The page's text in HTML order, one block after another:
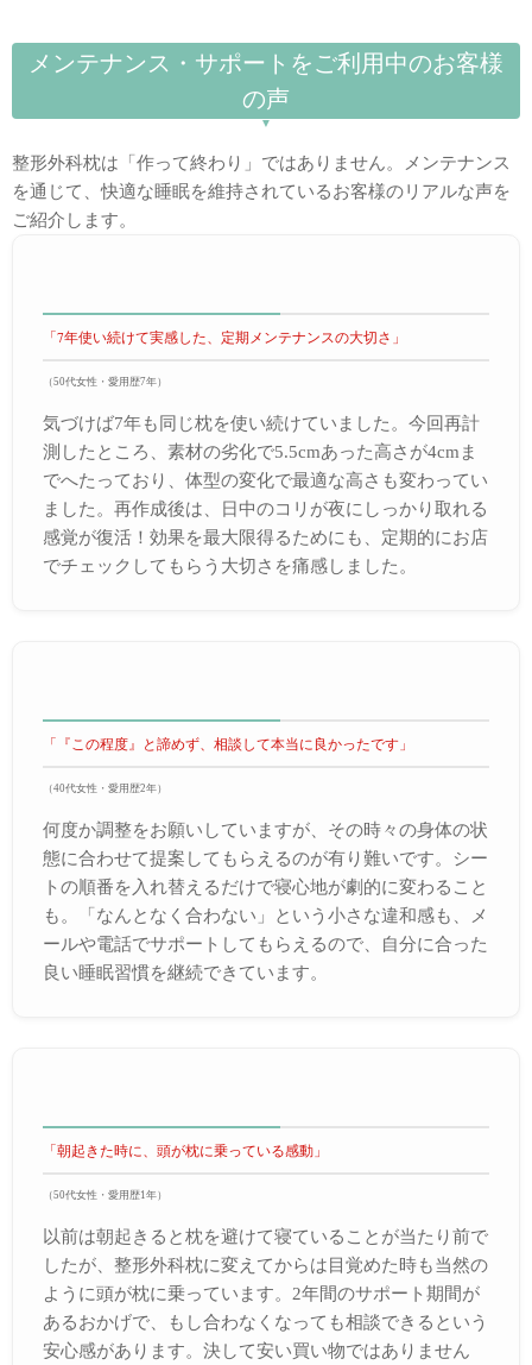
メンテナンス・サポートをご利用中のお客様
の声
整形外科枕は「作って終わり」ではありません。メンテナンス
を通じて、快適な睡眠を維持されているお客様のリアルな声を
ご紹介します。
「7年使い続けて実感した、定期メンテナンスの大切さ」
（50代女性・愛用歴7年）
気づけば7年も同じ枕を使い続けていました。今回再計
測したところ、素材の劣化で5.5cmあった高さが4cmま
でへたっており、体型の変化で最適な高さも変わってい
ました。再作成後は、日中のコリが夜にしっかり取れる
感覚が復活！効果を最大限得るためにも、定期的にお店
でチェックしてもらう大切さを痛感しました。
「『この程度』と諦めず、相談して本当に良かったです」
（40代女性・愛用歴2年）
何度か調整をお願いしていますが、その時々の身体の状
態に合わせて提案してもらえるのが有り難いです。シー
トの順番を入れ替えるだけで寝心地が劇的に変わること
も。「なんとなく合わない」という小さな違和感も、メ
ールや電話でサポートしてもらえるので、自分に合った
良い睡眠習慣を継続できています。
「朝起きた時に、頭が枕に乗っている感動」
（50代女性・愛用歴1年）
以前は朝起きると枕を避けて寝ていることが当たり前で
したが、整形外科枕に変えてからは目覚めた時も当然の
ように頭が枕に乗っています。2年間のサポート期間が
あるおかげで、もし合わなくなっても相談できるという
安心感があります。決して安い買い物ではありません